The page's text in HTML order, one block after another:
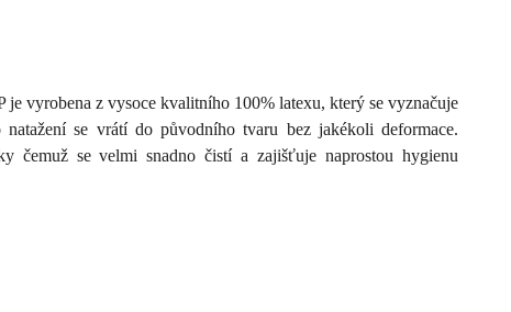
vyrobena z vysoce kvalitního 100% latexu, který se vyznačuje
se vrátí do původního tvaru bez jakékoli deformace.
čemuž se velmi snadno čistí a zajišťuje naprostou hygienu